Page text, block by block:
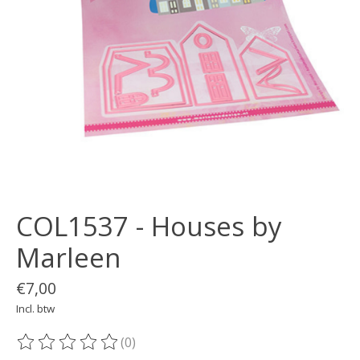
COL1537 - Houses by
Marleen
€7,00
Incl. btw
De beoordeling van dit product is
(0)